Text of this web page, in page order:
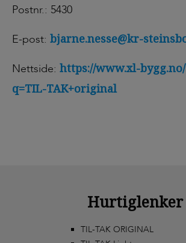
Postnr.: 5430
E-post: bjarne.nesse@kr-
Nettside: https://www.xl-
q=TIL-TAK+original
Hurtiglenker
TIL-TAK ORIGINAL